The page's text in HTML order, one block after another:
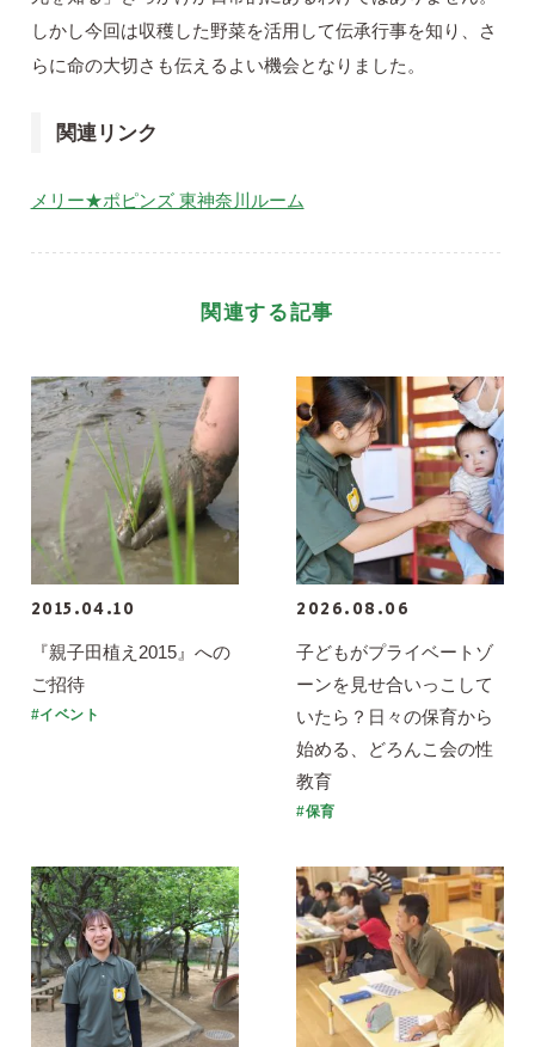
しかし今回は収穫した野菜を活用して伝承行事を知り、さ
らに命の大切さも伝えるよい機会となりました。
関連リンク
メリー★ポピンズ 東神奈川ルーム
関連する記事
2015.04.10
『親子田植え2015』への
ご招待
#イベント
2026.08.06
子どもがプライベートゾ
ーンを見せ合いっこして
いたら？日々の保育から
始める、どろんこ会の性
教育
#保育